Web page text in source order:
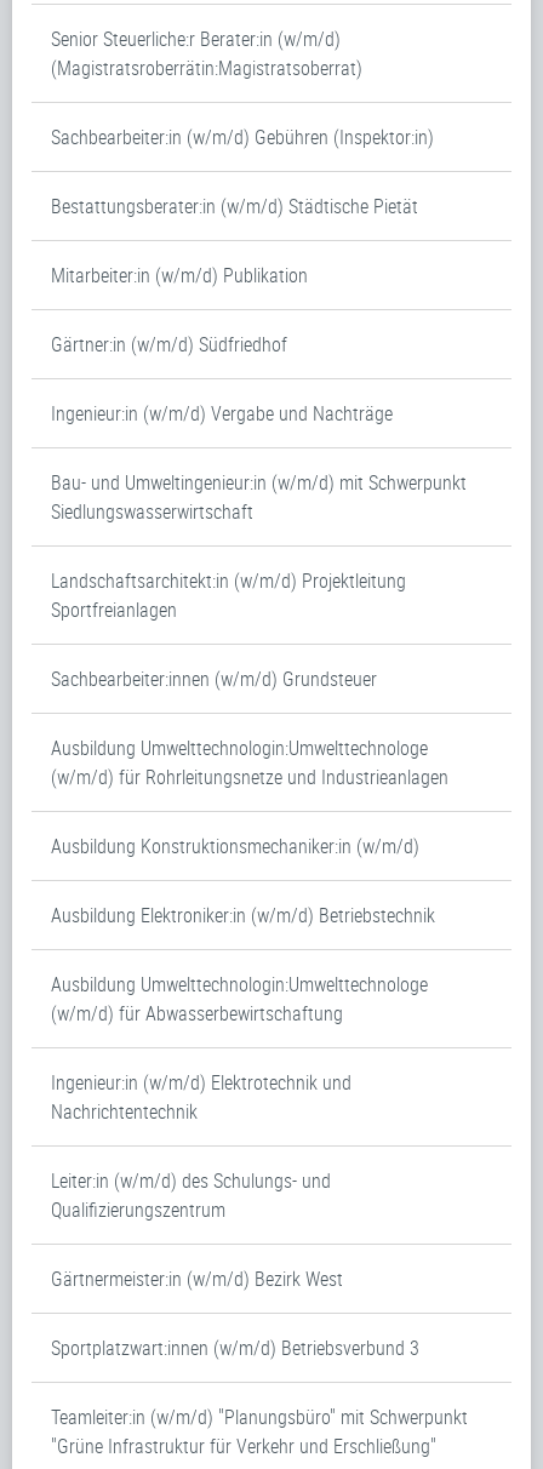
Senior Steuerliche:r Berater:in (w/m/d)
(Magistratsroberrätin:Magistratsoberrat)
Sachbearbeiter:in (w/m/d) Gebühren (Inspektor:in)
Bestattungsberater:in (w/m/d) Städtische Pietät
Mitarbeiter:in (w/m/d) Publikation
Gärtner:in (w/m/d) Südfriedhof
Ingenieur:in (w/m/d) Vergabe und Nachträge
Bau- und Umweltingenieur:in (w/m/d) mit Schwerpunkt
Siedlungswasserwirtschaft
Landschaftsarchitekt:in (w/m/d) Projektleitung
Sportfreianlagen
Sachbearbeiter:innen (w/m/d) Grundsteuer
Ausbildung Umwelttechnologin:Umwelttechnologe
(w/m/d) für Rohrleitungsnetze und Industrieanlagen
Ausbildung Konstruktionsmechaniker:in (w/m/d)
Ausbildung Elektroniker:in (w/m/d) Betriebstechnik
Ausbildung Umwelttechnologin:Umwelttechnologe
(w/m/d) für Abwasserbewirtschaftung
Ingenieur:in (w/m/d) Elektrotechnik und
Nachrichtentechnik
Leiter:in (w/m/d) des Schulungs- und
Qualifizierungszentrum
Gärtnermeister:in (w/m/d) Bezirk West
Sportplatzwart:innen (w/m/d) Betriebsverbund 3
Teamleiter:in (w/m/d) "Planungsbüro" mit Schwerpunkt
"Grüne Infrastruktur für Verkehr und Erschließung"